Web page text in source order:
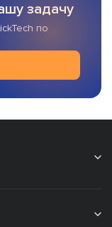
задачу
по